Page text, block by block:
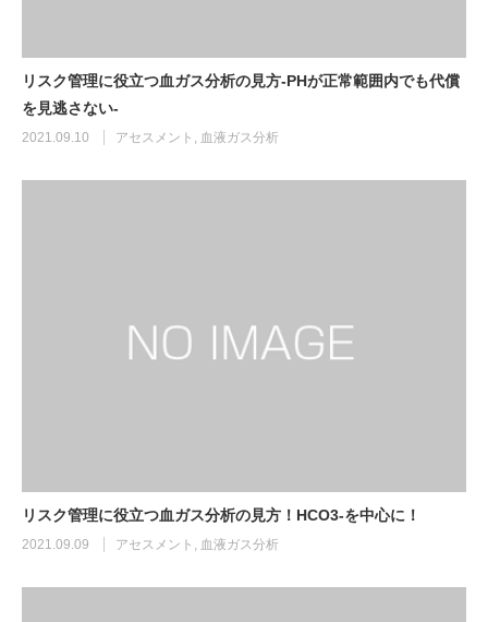
リスク管理に役立つ血ガス分析の見方-PHが正常範囲内でも代償
を見逃さない-
2021.09.10 アセスメント , 血液ガス分析
リスク管理に役立つ血ガス分析の見方！HCO3-を中心に！
2021.09.09 アセスメント , 血液ガス分析